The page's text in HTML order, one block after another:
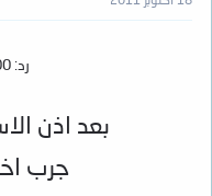
رد: 090c pid = 3000
بعد اذن
جرب